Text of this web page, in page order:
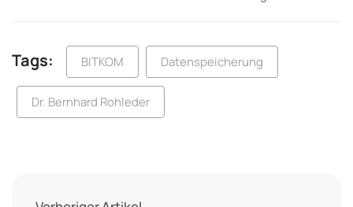
Tags: BITKOM Datenspeicherung
Dr. Bernhard Rohleder